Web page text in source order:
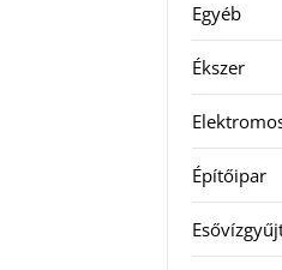
Egyéb
Ékszer
Építőipar